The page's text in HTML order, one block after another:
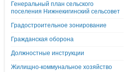
Генеральный план сельского
поселения Нижнекигинский сельсовет
Градостроительное зонирование
Гражданская оборона
Должностные инструкции
Жилищно-коммунальное хозяйство